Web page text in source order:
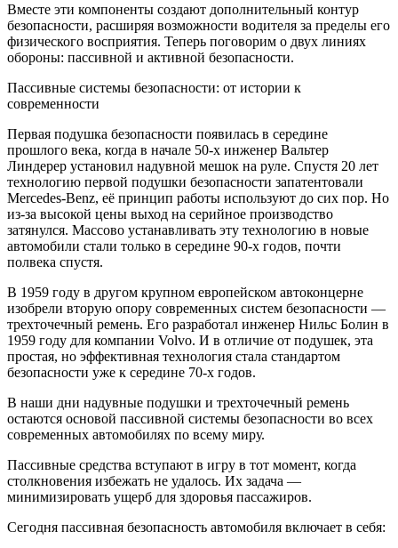
Вместе эти компоненты создают дополнительный контур
безопасности, расширяя возможности водителя за пределы его
физического восприятия. Теперь поговорим о двух линиях
обороны: пассивной и активной безопасности.
Пассивные системы безопасности: от истории к
современности
Первая подушка безопасности появилась в середине
прошлого века, когда в начале 50-х инженер Вальтер
Линдерер установил надувной мешок на руле. Спустя 20 лет
технологию первой подушки безопасности запатентовали
Mercedes-Benz, её принцип работы используют до сих пор. Но
из-за высокой цены выход на серийное производство
затянулся. Массово устанавливать эту технологию в новые
автомобили стали только в середине 90-х годов, почти
полвека спустя.
В 1959 году в другом крупном европейском автоконцерне
изобрели вторую опору современных систем безопасности —
трехточечный ремень. Его разработал инженер Нильс Болин в
1959 году для компании Volvo. И в отличие от подушек, эта
простая, но эффективная технология стала стандартом
безопасности уже к середине 70-х годов.
В наши дни надувные подушки и трехточечный ремень
остаются основой пассивной системы безопасности во всех
современных автомобилях по всему миру.
Пассивные средства вступают в игру в тот момент, когда
столкновения избежать не удалось. Их задача —
минимизировать ущерб для здоровья пассажиров.
Сегодня пассивная безопасность автомобиля включает в себя: